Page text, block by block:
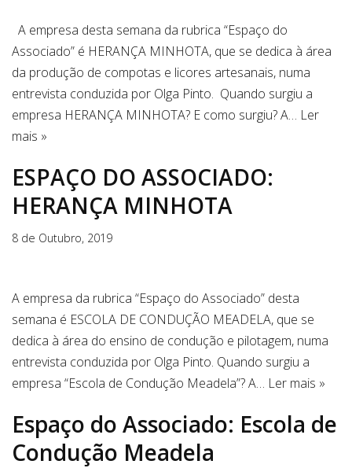
A empresa desta semana da rubrica “Espaço do
Associado” é HERANÇA MINHOTA, que se dedica à área
da produção de compotas e licores artesanais, numa
entrevista conduzida por Olga Pinto. Quando surgiu a
empresa HERANÇA MINHOTA? E como surgiu? A… Ler
mais »
ESPAÇO DO ASSOCIADO:
HERANÇA MINHOTA
8 de Outubro, 2019
A empresa da rubrica “Espaço do Associado” desta
semana é ESCOLA DE CONDUÇÃO MEADELA, que se
dedica à área do ensino de condução e pilotagem, numa
entrevista conduzida por Olga Pinto. Quando surgiu a
empresa “Escola de Condução Meadela”? A… Ler mais »
Espaço do Associado: Escola de
Condução Meadela